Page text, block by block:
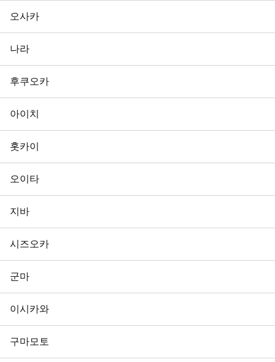
오사카
나라
후쿠오카
아이치
홋카이
오이타
지바
시즈오카
군마
이시카와
구마모토